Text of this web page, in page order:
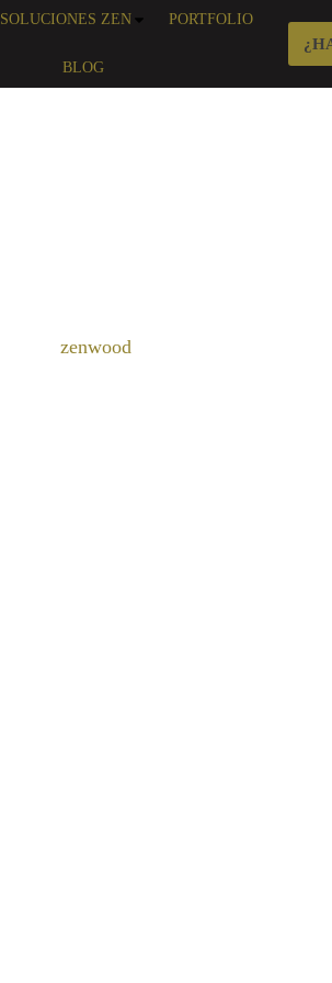
SOLUCIONES ZEN PORTFOLIO
BLOG